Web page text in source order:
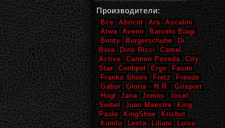
Производители:
Все Abricot Ara
Ascalini
Atwa
Avenir
Barcelo Biagi
Bonty
Burgerschuhe
Di
Bora
Dino Ricci
Camel
Active
Carmen Poveda
City
Star
Conhpol Ergo
Fasan
Franko Shoes
Fretz
Freude
Gabor
Gloria - N.R.
Grisport
Hogl
Jana Jomos
Josef
Seibel
Juan Maestre
King
Paolo
KingShoe
Krisbut
Kumfo
Lesta Liliani
Luisa